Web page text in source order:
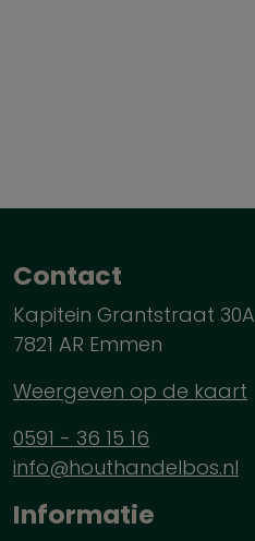
Contact
Kapitein Grantstraat 30A
7821 AR Emmen
Weergeven op de kaart
0591 - 36 15 16
info@houthandelbos.nl
Informatie